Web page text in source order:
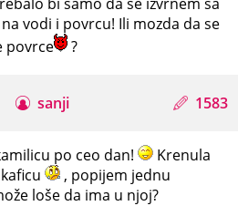
vodi i povrcu! Ili mozda da se
povrce
?
sanji 1583
po ceo dan!
Krenula
kaficu
, popijem jednu
loše da ima u njoj?